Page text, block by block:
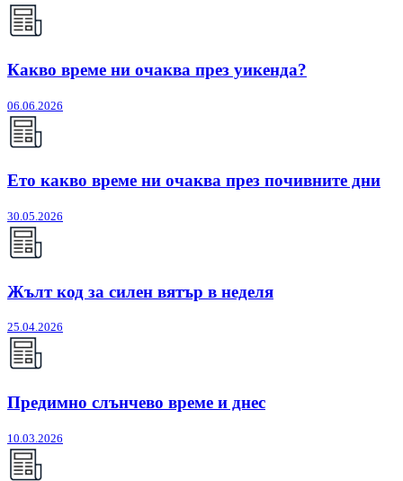
Какво време ни очаква през уикенда?
06.06.2026
Ето какво време ни очаква през почивните дни
30.05.2026
Жълт код за силен вятър в неделя
25.04.2026
Предимно слънчево време и днес
10.03.2026